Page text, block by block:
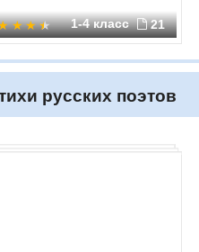
1-4 класс 21
русских поэтов